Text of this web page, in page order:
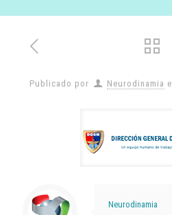
Publicado por Neurodinamia el
Neurodinamia